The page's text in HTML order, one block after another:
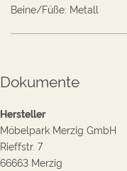
Beine/Füße: Metall
Dokumente
Hersteller
Möbelpark Merzig GmbH
Rieffstr. 7
66663 Merzig